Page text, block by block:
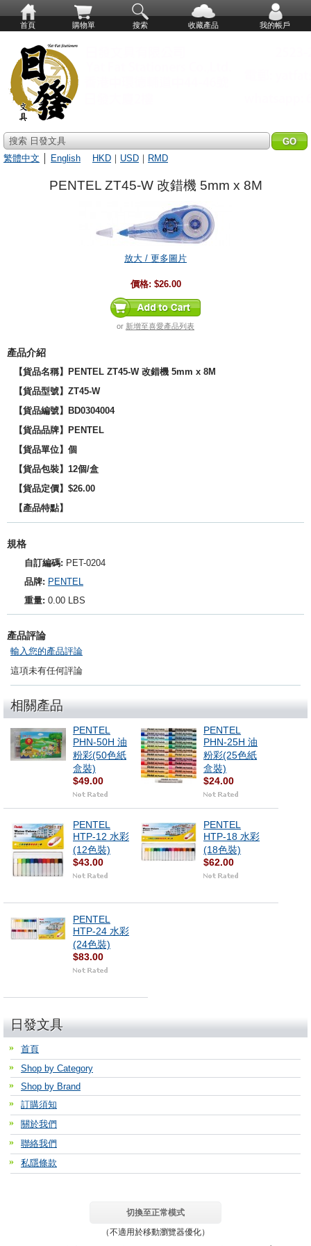
首頁 購物單 搜索 收藏產品 我的帳戶
搜索 日發文具
繁體中文
English HKD ｜ USD ｜ RMD
PENTEL ZT45-W 改錯機 5mm x 8M
放大 / 更多圖片
價格: $26.00
or 新增至喜愛產品列表
產品介紹
【貨品名稱】PENTEL ZT45-W 改錯機 5mm x 8M
【貨品型號】ZT45-W
【貨品編號】BD0304004
【貨品品牌】
PENTEL
【貨品單位】個
【貨品包裝】12個/盒
【貨品定價】$26.00
【產品特點】
規格
自訂編碼: PET-0204
品牌: PENTEL
重量: 0.00 LBS
產品評論
輸入您的產品評論
這項未有任何評論
相關產品
PENTEL
PHN-50H 油
粉彩(50色紙
盒裝)
$49.00
PENTEL
PHN-25H 油
粉彩(25色紙
盒裝)
$24.00
PENTEL
HTP-12 水彩
(12色裝)
$43.00
PENTEL
HTP-18 水彩
(18色裝)
$62.00
PENTEL
HTP-24 水彩
(24色裝)
$83.00
日發文具
首頁
Shop by Category
Shop by Brand
訂購須知
關於我們
聯絡我們
私隱條款
切換至正常模式
（不適用於移動瀏覽器優化）